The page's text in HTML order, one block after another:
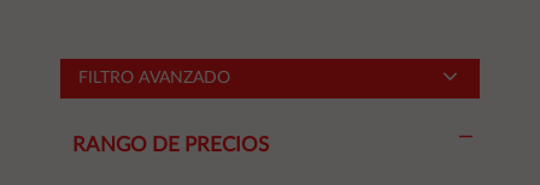
FILTRO AVANZADO
RANGO DE PRECIOS